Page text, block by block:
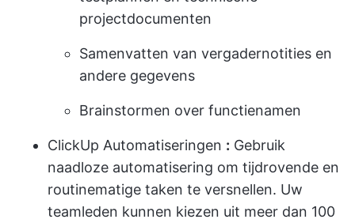
projectdocumenten
Samenvatten van vergadernotities en
andere gegevens
Brainstormen over functienamen
ClickUp Automatiseringen : Gebruik
naadloze automatisering om tijdrovende en
routinematige taken te versnellen. Uw
teamleden kunnen kiezen uit meer dan 100